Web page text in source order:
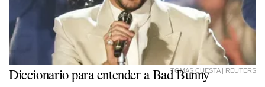
TOMAS CUESTA | REUTERS
Diccionario para entender a Bad Bunny